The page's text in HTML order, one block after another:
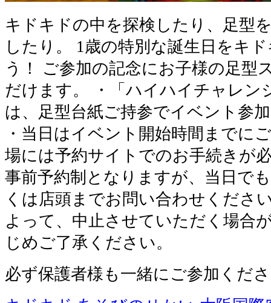
キドキドの中を探検したり、足型
したり。 1歳の特別な誕生日をキ
う！ ご参加の記念にお子様の足型
だけます。 ・「ハイハイチャレン
は、足型台紙ご持参でイベント参
・当日はイベント開始時間まで
場には予約サイトでのお手続きが
事前予約制となりますが、当日で
くは店頭までお問い合わせくださ
よって、中止させていただく場合
じめご了承ください。
必ず保護者様も一緒にご参加くだ